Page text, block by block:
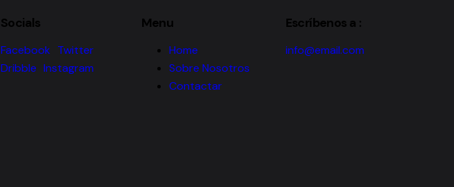
Socials
Facebook Twitter
Dribble Instagram
Menu
Home
Sobre Nosotros
Contactar
Escríbenos a :
info@email.com